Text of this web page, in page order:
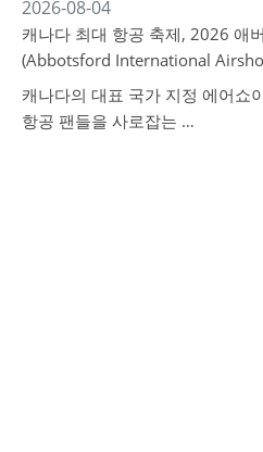
2026-08-04
캐나다 최대 항공 축제, 2026 애
(Abbotsford International
캐나다의 대표 국가 지정 에어쇼
항공 팬들을 사로잡는 …